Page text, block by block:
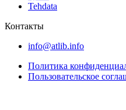
Tehdata
Контакты
info@atlib.info
Политика
Пользовательское